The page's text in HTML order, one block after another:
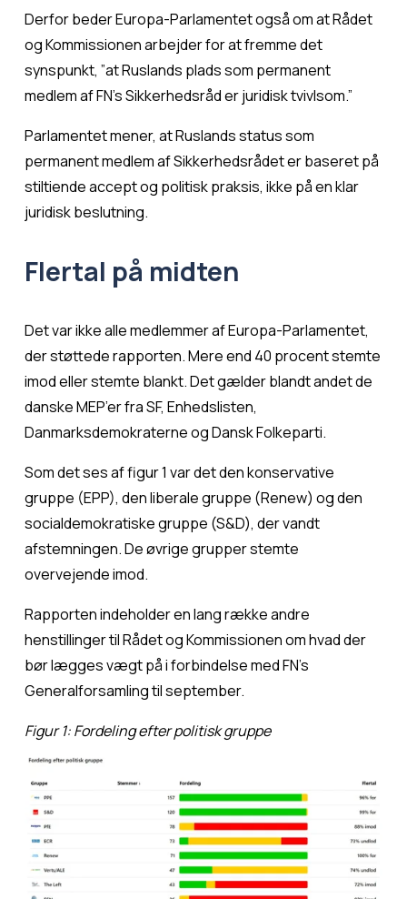
Derfor beder Europa-Parlamentet også om at Rådet
og Kommissionen arbejder for at fremme det
synspunkt, ”at Ruslands plads som permanent
medlem af FN's Sikkerhedsråd er juridisk tvivlsom.”
Parlamentet mener, at Ruslands status som
permanent medlem af Sikkerhedsrådet er baseret på
stiltiende accept og politisk praksis, ikke på en klar
juridisk beslutning.
Flertal på midten
Det var ikke alle medlemmer af Europa-Parlamentet,
der støttede rapporten. Mere end 40 procent stemte
imod eller stemte blankt. Det gælder blandt andet de
danske MEP’er fra SF, Enhedslisten,
Danmarksdemokraterne og Dansk Folkeparti.
Som det ses af figur 1 var det den konservative
gruppe (EPP), den liberale gruppe (Renew) og den
socialdemokratiske gruppe (S&D), der vandt
afstemningen. De øvrige grupper stemte
overvejende imod.
Rapporten indeholder en lang række andre
henstillinger til Rådet og Kommissionen om hvad der
bør lægges vægt på i forbindelse med FN’s
Generalforsamling til september.
Figur 1: Fordeling efter politisk gruppe